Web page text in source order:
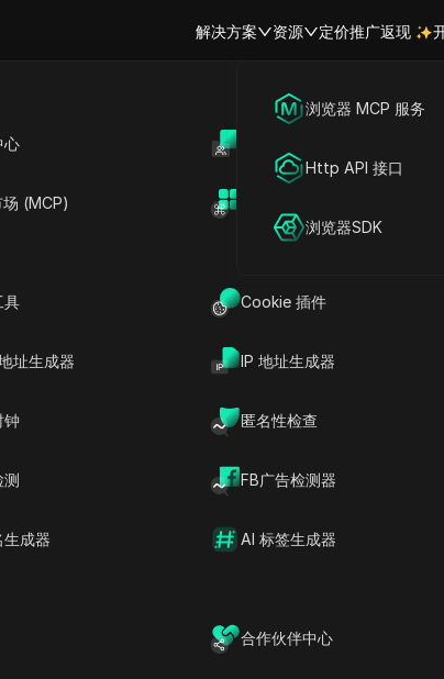
解决方案
海外社媒营销
广告投放
账号共享
资源
心
场 (MCP)
具 Cookie 插件
址生成器 IP 地址生成器
钟 匿名性检查
测 FB广告检测器
生成器 AI 标签生成器
合作伙伴中心
定价推广返现
浏览器 MCP 服务
Http API 接口
浏览器SDK
故障？如何查询故障情
接问题
勾长达20分钟，WhatsApp网页版加载不出来，团队聊
果你正在搜索
WhatsApp故障
是你的设备或网络出了问题。本指南为你提供一套可
查流程。你将学会如何利用Downdetector的
题，通过
查看平台端事件，并从官方
对应用的专属修复方案。
步骤：检查连接类型、测试其他应用、切换网络、重
以及检查常阻碍实时同步的手机设置。核心结论很简
相似，但快速的故障排查加上简短的本地测试序列，
即修复。先进行故障验证，再开展设备层面的检查。